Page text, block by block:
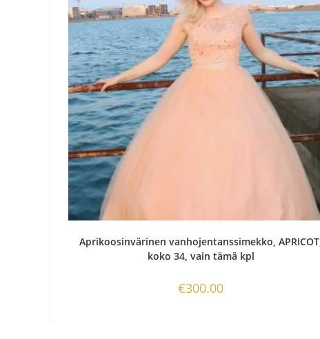
Aprikoosinvärinen vanhojentanssimekko, APRICOT,
koko 34, vain tämä kpl
€300.00